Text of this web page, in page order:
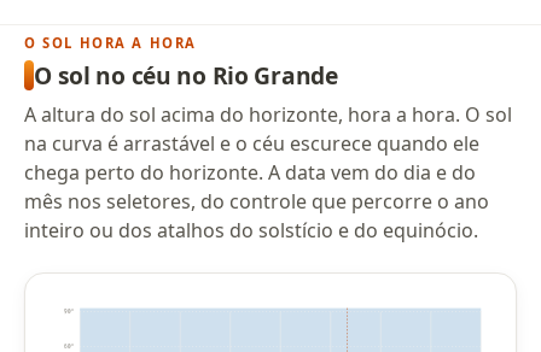
O SOL HORA A HORA
O sol no céu no Rio Grande
A altura do sol acima do horizonte, hora a hora. O sol
na curva é arrastável e o céu escurece quando ele
chega perto do horizonte. A data vem do dia e do
mês nos seletores, do controle que percorre o ano
inteiro ou dos atalhos do solstício e do equinócio.
60°
90°